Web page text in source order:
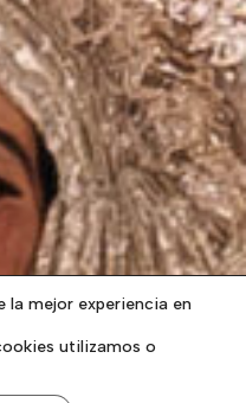
mejor experiencia en
utilizamos o